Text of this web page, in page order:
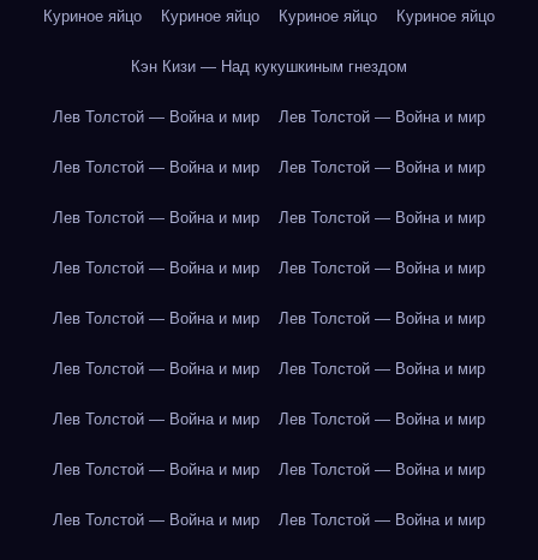
Куриное яйцо Куриное яйцо Куриное яйцо Куриное яйцо
Кэн Кизи — Над кукушкиным гнездом
Лев Толстой — Война и мир Лев Толстой — Война и мир
Лев Толстой — Война и мир Лев Толстой — Война и мир
Лев Толстой — Война и мир Лев Толстой — Война и мир
Лев Толстой — Война и мир Лев Толстой — Война и мир
Лев Толстой — Война и мир Лев Толстой — Война и мир
Лев Толстой — Война и мир Лев Толстой — Война и мир
Лев Толстой — Война и мир Лев Толстой — Война и мир
Лев Толстой — Война и мир Лев Толстой — Война и мир
Лев Толстой — Война и мир Лев Толстой — Война и мир